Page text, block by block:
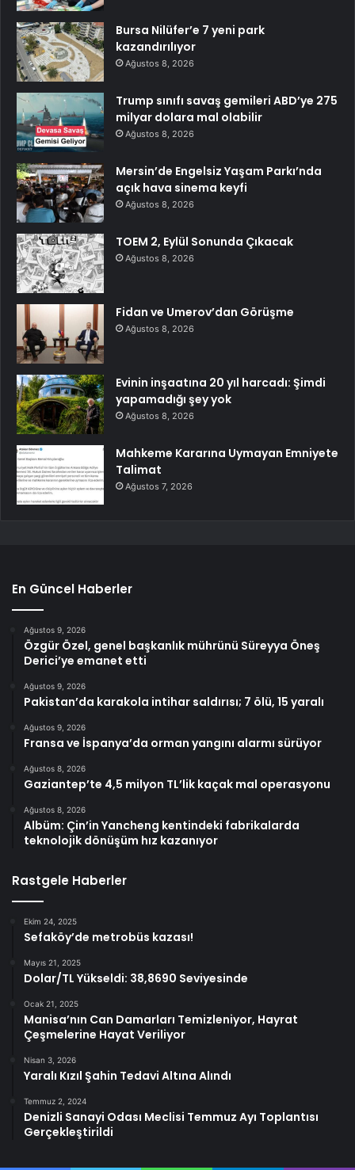
Bursa Nilüfer’e 7 yeni park
kazandırılıyor
Ağustos 8, 2026
Trump sınıfı savaş gemileri ABD’ye 275
milyar dolara mal olabilir
Ağustos 8, 2026
Mersin’de Engelsiz Yaşam Parkı’nda
açık hava sinema keyfi
Ağustos 8, 2026
TOEM 2, Eylül Sonunda Çıkacak
Ağustos 8, 2026
Fidan ve Umerov’dan Görüşme
Ağustos 8, 2026
Evinin inşaatına 20 yıl harcadı: Şimdi
yapamadığı şey yok
Ağustos 8, 2026
Mahkeme Kararına Uymayan Emniyete
Talimat
Ağustos 7, 2026
En Güncel Haberler
Ağustos 9, 2026
Özgür Özel, genel başkanlık mührünü Süreyya Öneş
Derici’ye emanet etti
Ağustos 9, 2026
Pakistan’da karakola intihar saldırısı; 7 ölü, 15 yaralı
Ağustos 9, 2026
Fransa ve İspanya’da orman yangını alarmı sürüyor
Ağustos 8, 2026
Gaziantep’te 4,5 milyon TL’lik kaçak mal operasyonu
Ağustos 8, 2026
Albüm: Çin’in Yancheng kentindeki fabrikalarda
teknolojik dönüşüm hız kazanıyor
Rastgele Haberler
Ekim 24, 2025
Sefaköy’de metrobüs kazası!
Mayıs 21, 2025
Dolar/TL Yükseldi: 38,8690 Seviyesinde
Ocak 21, 2025
Manisa’nın Can Damarları Temizleniyor, Hayrat
Çeşmelerine Hayat Veriliyor
Nisan 3, 2026
Yaralı Kızıl Şahin Tedavi Altına Alındı
Temmuz 2, 2024
Denizli Sanayi Odası Meclisi Temmuz Ayı Toplantısı
Gerçekleştirildi